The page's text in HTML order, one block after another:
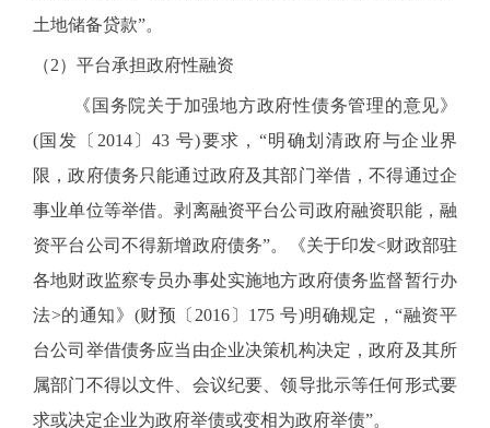
土地储备贷款”。
（2）平台承担政府性融资
《国务院关于加强地方政府性债务管理的意见》
(国发〔2014〕43 号)要求，“明确划清政府与企业界
限，政府债务只能通过政府及其部门举借，不得通过企
事业单位等举借。剥离融资平台公司政府融资职能，融
资平台公司不得新增政府债务”。《关于印发<财政部驻
各地财政监察专员办事处实施地方政府债务监督暂行办
法>的通知》(财预〔2016〕175 号)明确规定，“融资平
台公司举借债务应当由企业决策机构决定，政府及其所
属部门不得以文件、会议纪要、领导批示等任何形式要
求或决定企业为政府举债或变相为政府举债”。